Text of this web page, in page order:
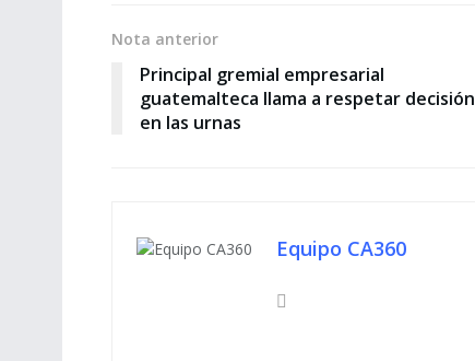
Nota anterior
Principal gremial empresarial
guatemalteca llama a respetar decisión
en las urnas
Equipo CA360